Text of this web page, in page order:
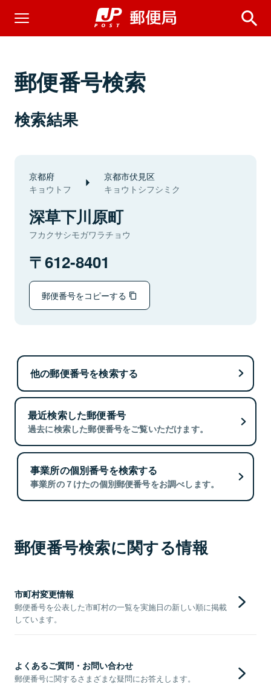
郵便番号検索
検索結果
京都府
キョウトフ
京都市伏見区
キョウトシフシミク
深草下川原町
フカクサシモガワラチョウ
612-8401
郵便番号をコピーする
他の郵便番号を検索する
最近検索した郵便番号
過去に検索した郵便番号をご覧いただけます。
事業所の個別番号を検索する
事業所の７けたの個別郵便番号をお調べします。
郵便番号検索に関する情報
市町村変更情報
郵便番号を公表した市町村の一覧を実施日の新しい順に掲載
しています。
よくあるご質問・お問い合わせ
郵便番号に関するさまざまな疑問にお答えします。